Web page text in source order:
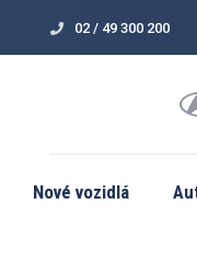
02 / 49 300 200
Nové vozidlá